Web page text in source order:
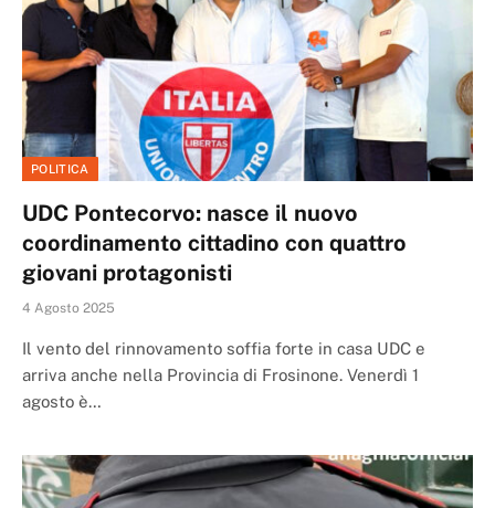
POLITICA
UDC Pontecorvo: nasce il nuovo
coordinamento cittadino con quattro
giovani protagonisti
4 Agosto 2025
Il vento del rinnovamento soffia forte in casa UDC e
arriva anche nella Provincia di Frosinone. Venerdì 1
agosto è…